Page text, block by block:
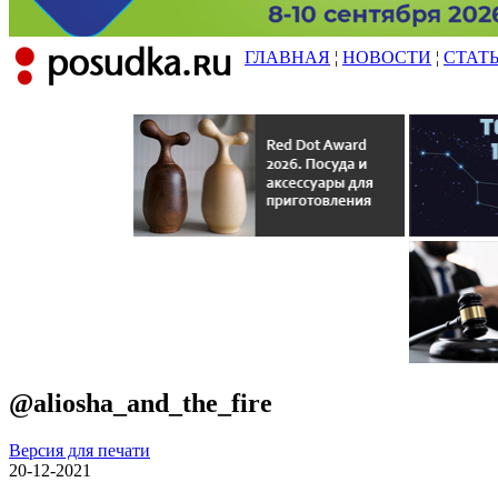
ГЛАВНАЯ ¦ НОВОСТИ ¦
@aliosha_and_the_fire
Версия для печати
20-12-2021